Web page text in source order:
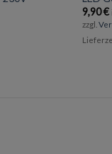
9,90€
zzgl.